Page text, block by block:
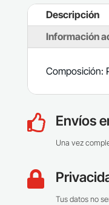
Descripción
Información
Composición:
 Envíos
Una vez

Tus datos no